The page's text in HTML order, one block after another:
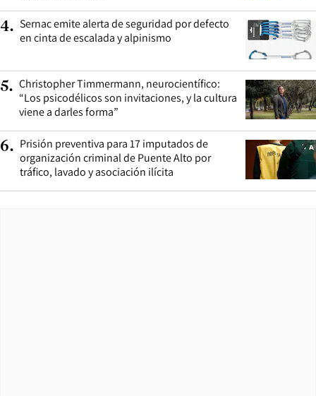
4. Sernac emite alerta de seguridad por defecto
en cinta de escalada y alpinismo
5. Christopher Timmermann, neurocientífico:
“Los psicodélicos son invitaciones, y la cultura
viene a darles forma”
6. Prisión preventiva para 17 imputados de
organización criminal de Puente Alto por
tráfico, lavado y asociación ilícita